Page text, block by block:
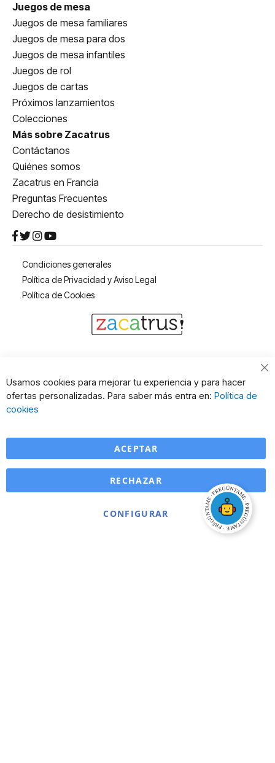
Juegos de mesa
Juegos de mesa familiares
Juegos de mesa para dos
Juegos de mesa infantiles
Juegos de rol
Juegos de cartas
Próximos lanzamientos
Colecciones
Más sobre Zacatrus
Contáctanos
Quiénes somos
Zacatrus en Francia
Preguntas Frecuentes
Derecho de desistimiento
Condiciones generales
Política de Privacidad y Aviso Legal
Política de Cookies
Usamos cookies para mejorar tu experiencia y para hacer
ofertas personalizadas. Para saber más entra en: Política de
cookies
ACEPTAR
CONFIGURAR
RECHAZAR